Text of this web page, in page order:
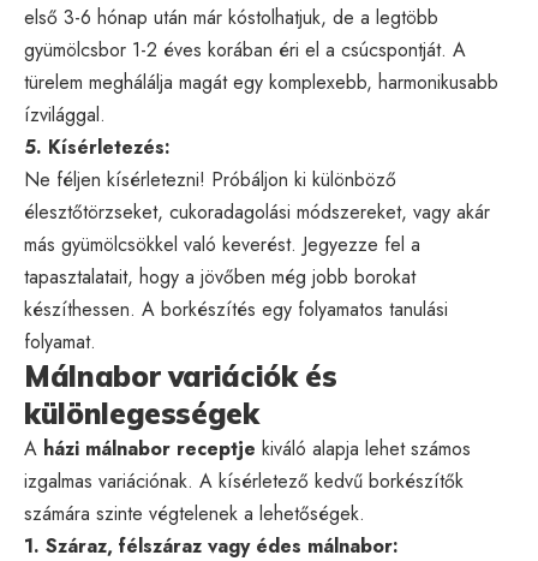
első 3-6 hónap után már kóstolhatjuk, de a legtöbb
gyümölcsbor 1-2 éves korában éri el a csúcspontját. A
türelem meghálálja magát egy komplexebb, harmonikusabb
ízvilággal.
5. Kísérletezés:
Ne féljen kísérletezni! Próbáljon ki különböző
élesztőtörzseket, cukoradagolási módszereket, vagy akár
más gyümölcsökkel való keverést. Jegyezze fel a
tapasztalatait, hogy a jövőben még jobb borokat
készíthessen. A borkészítés egy folyamatos tanulási
folyamat.
Málnabor variációk és
különlegességek
A házi málnabor receptje kiváló alapja lehet számos
izgalmas variációnak. A kísérletező kedvű borkészítők
számára szinte végtelenek a lehetőségek.
1. Száraz, félszáraz vagy édes málnabor: